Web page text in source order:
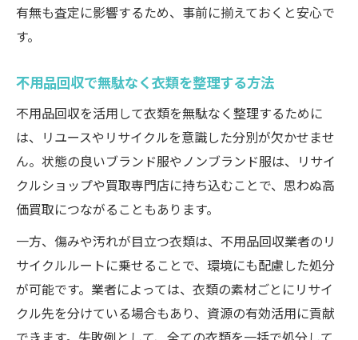
有無も査定に影響するため、事前に揃えておくと安心で
す。
不用品回収で無駄なく衣類を整理する方法
不用品回収を活用して衣類を無駄なく整理するために
は、リユースやリサイクルを意識した分別が欠かせませ
ん。状態の良いブランド服やノンブランド服は、リサイ
クルショップや買取専門店に持ち込むことで、思わぬ高
価買取につながることもあります。
一方、傷みや汚れが目立つ衣類は、不用品回収業者のリ
サイクルルートに乗せることで、環境にも配慮した処分
が可能です。業者によっては、衣類の素材ごとにリサイ
クル先を分けている場合もあり、資源の有効活用に貢献